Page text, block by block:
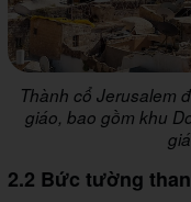
Thành cổ Jerusalem
giáo, bao gồm khu
2.2 Bức tường